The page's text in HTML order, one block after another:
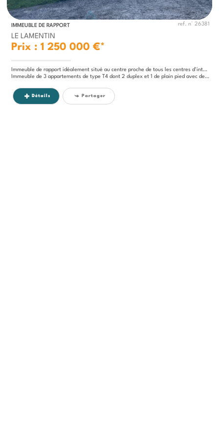
IMMEUBLE DE RAPPORT ref. n° 26381
LE LAMENTIN
Prix : 1 250 000 €*
Immeuble de rapport idéalement situé au centre proche de tous les centres d'interêts pour les enfants et les parents.
Immeuble de 3 appartements de type T4 dont 2 duplex et 1 de plain pied avec des places de stationnement implanté sur un...
Détails Partager